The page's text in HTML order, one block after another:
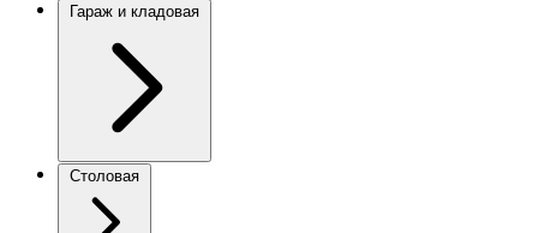
Гараж и кладовая
Столовая